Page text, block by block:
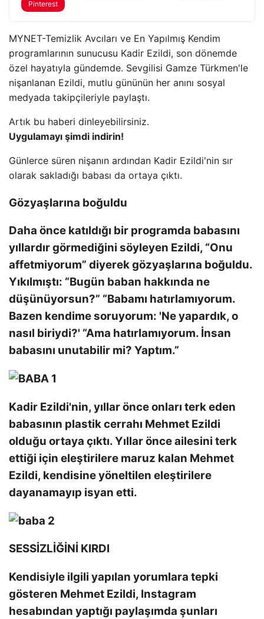
Pinterest
MYNET-Temizlik Avcıları ve En Yapılmış Kendim
programlarının sunucusu Kadir Ezildi, son dönemde
özel hayatıyla gündemde. Sevgilisi Gamze Türkmen'le
nişanlanan Ezildi, mutlu gününün her anını sosyal
medyada takipçileriyle paylaştı.
Artık bu haberi dinleyebilirsiniz.
Uygulamayı şimdi indirin!
Günlerce süren nişanın ardından Kadir Ezildi'nin sır
olarak sakladığı babası da ortaya çıktı.
Gözyaşlarına boğuldu
Daha önce katıldığı bir programda babasını
yıllardır görmediğini söyleyen Ezildi, “Onu
affetmiyorum” diyerek gözyaşlarına boğuldu.
Yıkılmıştı: “Bugün baban hakkında ne
düşünüyorsun?” “Babamı hatırlamıyorum.
Bazen kendime soruyorum: 'Ne yapardık, o
nasıl biriydi?' “Ama hatırlamıyorum. İnsan
babasını unutabilir mi? Yaptım.”
Kadir Ezildi'nin, yıllar önce onları terk eden
babasının plastik cerrahı Mehmet Ezildi
olduğu ortaya çıktı. Yıllar önce ailesini terk
ettiği için eleştirilere maruz kalan Mehmet
Ezildi, kendisine yöneltilen eleştirilere
dayanamayıp isyan etti.
SESSİZLİĞİNİ KIRDI
Kendisiyle ilgili yapılan yorumlara tepki
gösteren Mehmet Ezildi, Instagram
hesabından yaptığı paylaşımda şunları